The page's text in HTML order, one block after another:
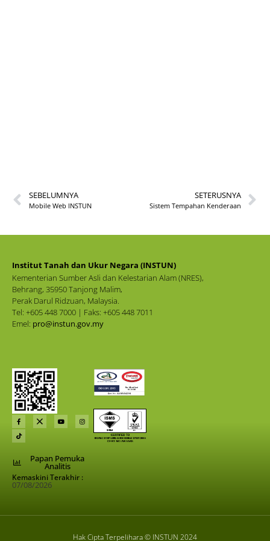
SEBELUMNYA
Mobile Web INSTUN
SETERUSNYA
Sistem Tempahan Kenderaan
Institut Tanah dan Ukur Negara (INSTUN)
Kementerian Sumber Asli dan Kelestarian Alam (NRES),
Behrang, 35950 Tanjong Malim,
Perak Darul Ridzuan, Malaysia.
Tel: +605 448 7000 | Faks: +605 448 7011
Emel: pro@instun.gov.my
Papan Pemuka
Analitis
Kemaskini Terakhir :
07/08/2026
Hak Cipta Terpelihara © INSTUN 2024